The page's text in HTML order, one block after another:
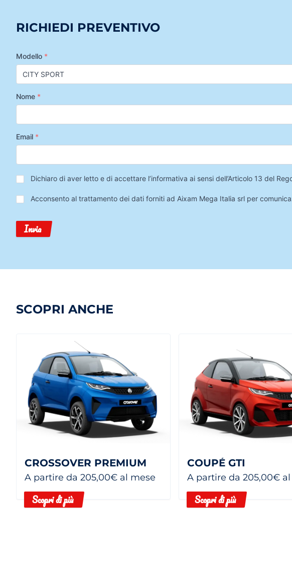
RICHIEDI PREVENTIVO
Modello *
Nome *
Email *
Privacy*
Dichiaro di aver letto e di accettare l’informativa ai sensi dell’Articolo 13 del
Trattamento
Dati
Acconsento al trattamento dei dati forniti ad Aixam Mega Italia srl per
Invia
SCOPRI ANCHE
CROSSOVER PREMIUM
A partire da 205,00€ al mese
Scopri di più
COUPÉ GTI
A partire da 205,00€
Scopri di più